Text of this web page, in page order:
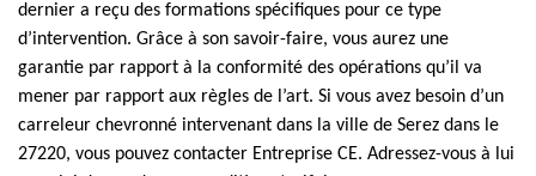
dernier a reçu des formations spécifiques pour ce type
d’intervention. Grâce à son savoir-faire, vous aurez une
garantie par rapport à la conformité des opérations qu’il va
mener par rapport aux règles de l’art. Si vous avez besoin d’un
carreleur chevronné intervenant dans la ville de Serez dans le
27220, vous pouvez contacter Entreprise CE. Adressez-vous à lui